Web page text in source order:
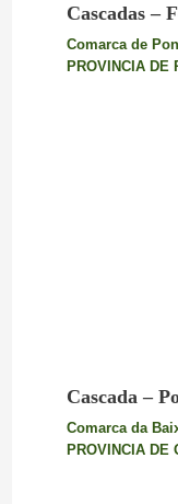
Cascadas –
Comarca de
PROVINCIA DE
Cascada –
Comarca da
PROVINCIA DE